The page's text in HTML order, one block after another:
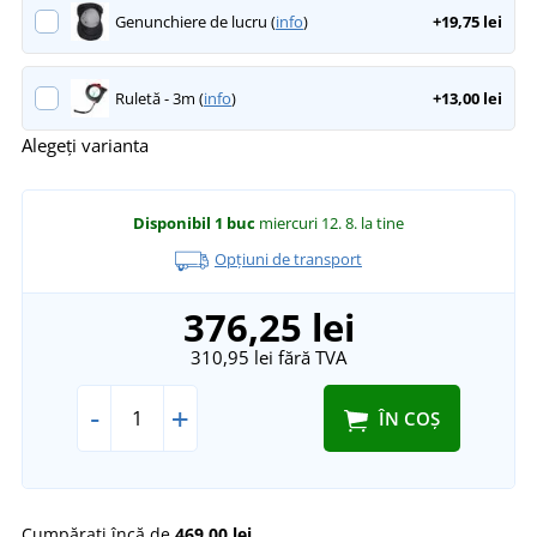
Genunchiere de lucru (info) +19,75 lei
Ruletă - 3m (info) +13,00 lei
Alegeți varianta
Disponibil 1 buc miercuri 12. 8. la tine
Opțiuni de transport
376,25 lei
310,95 lei fără TVA
- + ÎN COȘ